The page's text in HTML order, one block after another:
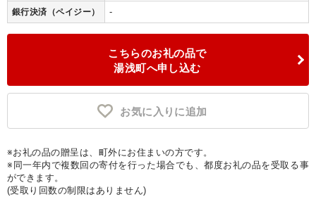
銀行決済（ペイジー） -
こちらのお礼の品で
湯浅町へ申し込む
お気に入りに追加
※お礼の品の贈呈は、町外にお住まいの方です。
※同一年内で複数回の寄付を行った場合でも、都度お礼の品を受取る事
ができます。
(受取り回数の制限はありません)